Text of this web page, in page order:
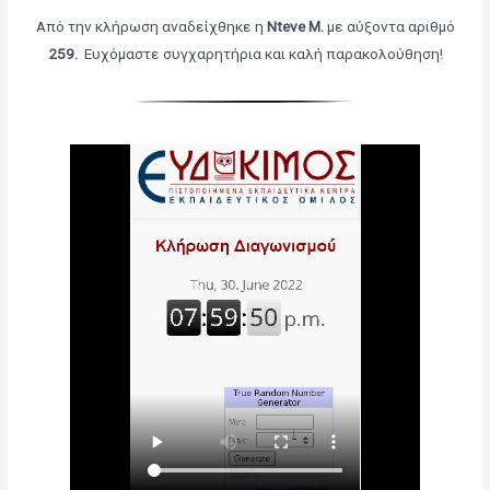
Από την κλήρωση αναδείχθηκε η Nteve M. με αύξοντα αριθμό
259.Ευχόμαστε συγχαρητήρια και καλή παρακολούθηση!